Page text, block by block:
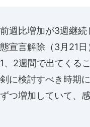
前週比増加が3週継
宣言解除（3月21
、2週間で出てくる
に検討すべき時期
つ増加していて、